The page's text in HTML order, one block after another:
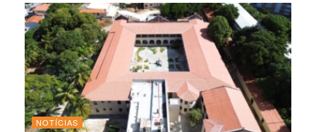
NOTÍCIAS